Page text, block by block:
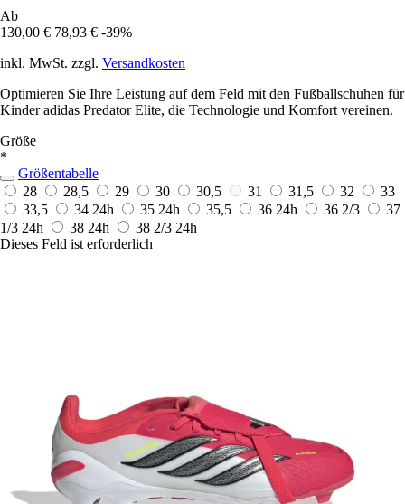
Ab
130,00 € 78,93 € -39%
inkl. MwSt. zzgl. Versandkosten
Optimieren Sie Ihre Leistung auf dem Feld mit den Fußballschuhen für
Kinder adidas Predator Elite, die Technologie und Komfort vereinen.
Größe
*
Größentabelle
28
28,5 29 30 30,5 31 31,5 32
33
33,5
34 24h 35 24h 35,5 36 24h 36 2/3
37
1/3 24h 38 24h 38 2/3 24h
Dieses Feld ist erforderlich